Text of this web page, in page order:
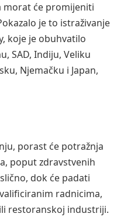
morat će promijeniti
je to istraživanje
koje je obuhvatilo
SAD, Indiju, Veliku
Njemačku i Japan,
porast će potražnja
poput zdravstvenih
dok će padati
radnicima,
restoranskoj industriji.